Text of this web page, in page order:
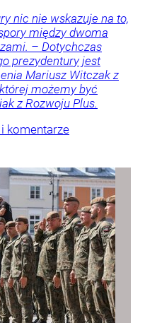
nic nie wskazuje na to,
między dwoma
– Dotychczas
prezydentury jest
Mariusz Witczak z
możemy być
z Rozwoju Plus.
komentarze